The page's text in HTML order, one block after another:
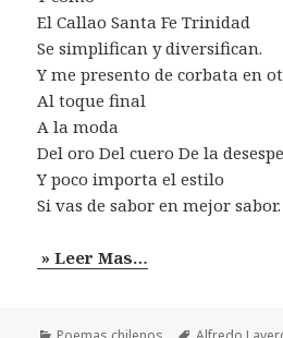
El Callao Santa Fe Trinidad
Se simplifican y diversifican.
Y me presento de corbata en
Al toque final
A la moda
Del oro Del cuero De la
Y poco importa el estilo
Si vas de sabor en mejor sabor.
» Leer Mas…